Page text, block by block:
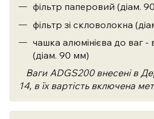
фільтр паперовий (діам.
фільтр зі скловолокна
чашка алюмінієва до ваг -
(діам. 90 мм)
Ваги ADGS200внесені в
14, в їх вартість включена